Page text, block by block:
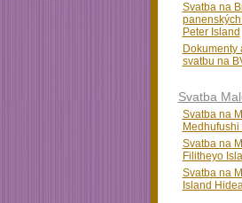
Svatba na
Peter Island
Dokumenty
svatbu na
Svatba
Svatba na
Svatba na
Filitheyo
Svatba na
Island